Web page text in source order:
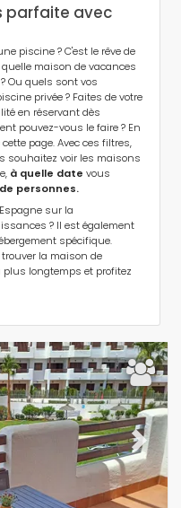
parfaite avec
piscine ? C'est le rêve de
maison de vacances
Ou quels sont vos
privée ? Faites de votre
en réservant dès
pouvez-vous le faire ? En
page. Avec ces filtres,
souhaitez voir les maisons
à quelle date vous
personnes.
sur la
? Il est également
spécifique.
la maison de
longtemps et profitez
Next